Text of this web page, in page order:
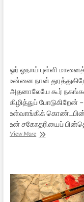
ஓர் ஓநாய் புள்ளி
உன்னை நான்
அதனாலேயே கூர்
கிழித்துப்
உள்வாங்கிக்
உன் சகோதரியைப்
View Moreஉனக்கு
ஜிஹாத்
[கவிதை]